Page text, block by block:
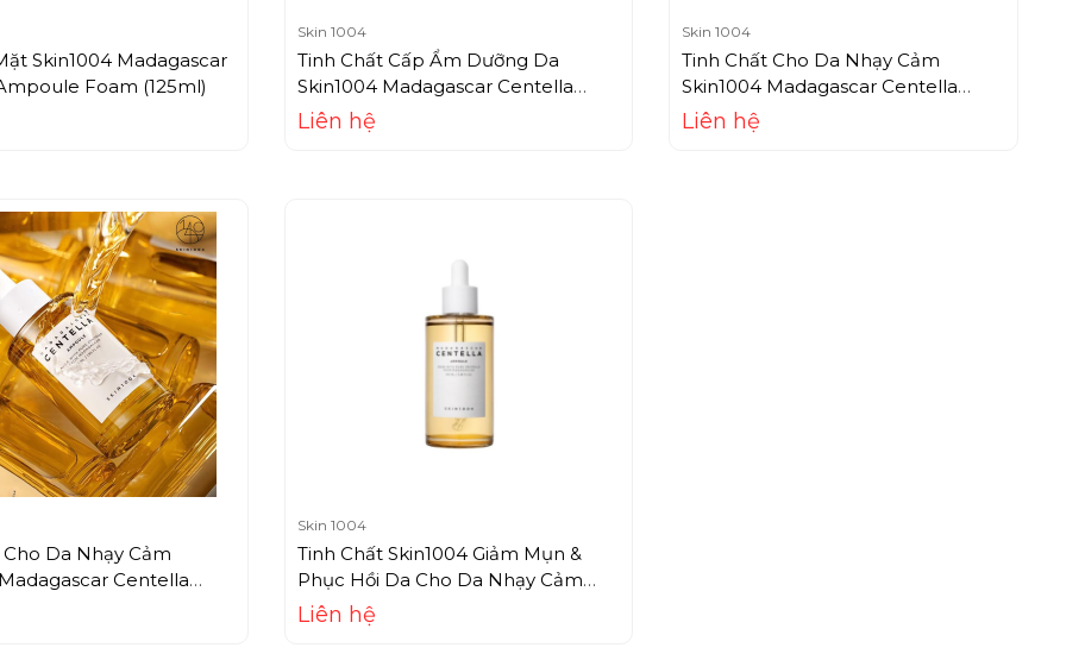
Skin1004 Madagascar
Foam (125ml)
Skin 1004
Tinh Chất Cấp Ẩm Dưỡng Da
Skin1004 Madagascar Centella
Hyalu-Cica Blue Serum (50ml)
Liên hệ
Skin 1004
Tinh Chất Cho Da Nhạy Cảm
Skin1004 Madagascar Centella
Ampoule (55ml)
Liên hệ
Da Nhạy Cảm
Centella
(100ml)
Skin 1004
Tinh Chất Skin1004 Giảm Mụn &
Phục Hồi Da Cho Da Nhạy Cảm
Madagascar Centella Ampoule
Liên hệ